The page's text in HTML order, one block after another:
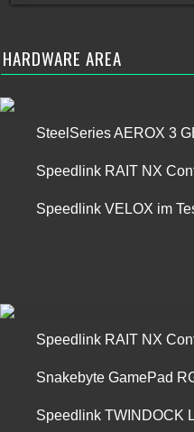
HARDWARE AREA
SteelSeries AEROX 3
Speedlink RAIT NX
Speedlink VELOX im
Speedlink RAIT NX
Snakebyte GamePad
Speedlink TWINDOCK